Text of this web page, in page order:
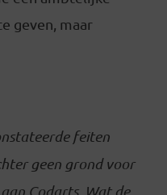
geven, maar
feiten
geen grond voor
Codarts. Wat de